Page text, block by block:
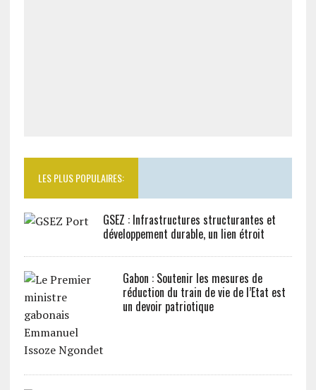
LES PLUS POPULAIRES:
GSEZ : Infrastructures structurantes et
développement durable, un lien étroit
Gabon : Soutenir les mesures de
réduction du train de vie de l’Etat est
un devoir patriotique